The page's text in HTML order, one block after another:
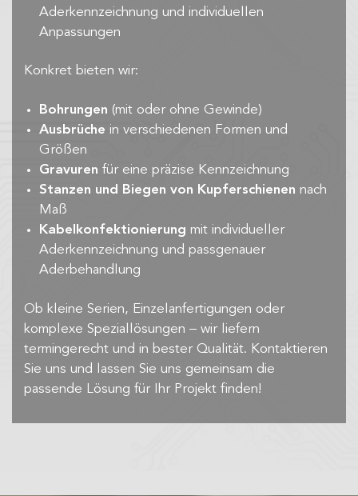
Aderkennzeichnung und individuellen
Anpassungen
Konkret bieten wir:
Bohrungen (mit oder ohne Gewinde)
Ausbrüche in verschiedenen Formen und
Größen
Gravuren für eine präzise Kennzeichnung
Stanzen und Biegen von Kupferschienen nach
Maß
Kabelkonfektionierung mit individueller
Aderkennzeichnung und passgenauer
Aderbehandlung
Ob kleine Serien, Einzelanfertigungen oder
komplexe Speziallösungen – wir liefern
termingerecht und in bester Qualität. Kontaktieren
Sie uns und lassen Sie uns gemeinsam die
passende Lösung für Ihr Projekt finden!